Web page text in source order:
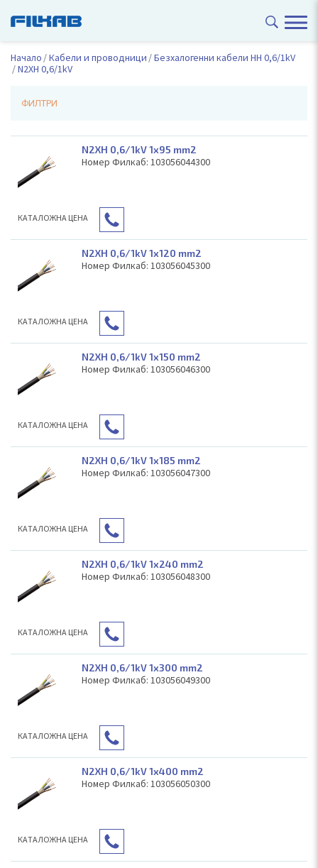
Начало Кабели и проводници
Безхалогенни кабели НН 0,6/1kV
N2XH 0,6/1kV
ФИЛТРИ
N2XH 0,6/1kV 1x95 mm2
Номер Филкаб: 103056044300
КAТАЛОЖНА ЦЕНА
N2XH 0,6/1kV 1x120 mm2
Номер Филкаб: 103056045300
КAТАЛОЖНА ЦЕНА
N2XH 0,6/1kV 1x150 mm2
Номер Филкаб: 103056046300
КAТАЛОЖНА ЦЕНА
N2XH 0,6/1kV 1x185 mm2
Номер Филкаб: 103056047300
КAТАЛОЖНА ЦЕНА
N2XH 0,6/1kV 1x240 mm2
Номер Филкаб: 103056048300
КAТАЛОЖНА ЦЕНА
N2XH 0,6/1kV 1x300 mm2
Номер Филкаб: 103056049300
КAТАЛОЖНА ЦЕНА
N2XH 0,6/1kV 1x400 mm2
Номер Филкаб: 103056050300
КAТАЛОЖНА ЦЕНА